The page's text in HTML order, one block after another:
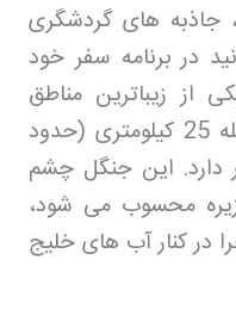
جاذبه‌ های گردشگری
در برنامه سفر خود
از زیباترین مناطق
طبیعی جزیره است که در فاصله 25 کیلومتری (حدود
دارد. این جنگل چشم
محسوب می‌ شود،
در کنار آب‌ های خلیج